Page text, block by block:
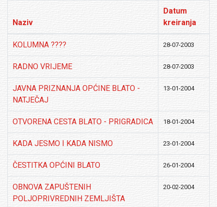
Naziv
Datum
kreiranja
KOLUMNA ???? 28-07-2003
RADNO VRIJEME 28-07-2003
JAVNA PRIZNANJA OPĆINE BLATO -
NATJEČAJ
13-01-2004
OTVORENA CESTA BLATO - PRIGRADICA 18-01-2004
KADA JESMO I KADA NISMO 23-01-2004
ČESTITKA OPĆINI BLATO 26-01-2004
OBNOVA ZAPUŠTENIH
POLJOPRIVREDNIH ZEMLJIŠTA
20-02-2004